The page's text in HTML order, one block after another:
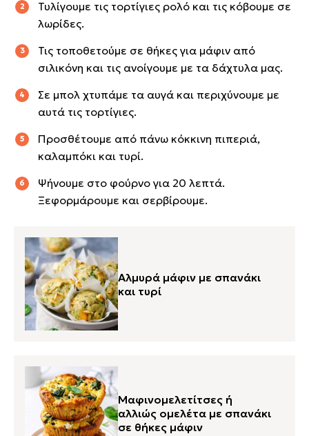
Τυλίγουμε τις τορτίγιες ρολό και τις κόβουμε σε
λωρίδες.
Τις τοποθετούμε σε θήκες για μάφιν από
σιλικόνη και τις ανοίγουμε με τα δάχτυλα μας.
Σε μπολ χτυπάμε τα αυγά και περιχύνουμε με
αυτά τις τορτίγιες.
Προσθέτουμε από πάνω κόκκινη πιπεριά,
καλαμπόκι και τυρί.
Ψήνουμε στο φούρνο για 20 λεπτά.
Ξεφορμάρουμε και σερβίρουμε.
Αλμυρά μάφιν με σπανάκι
και τυρί
Μαφινομελετίτσες ή
αλλιώς ομελέτα με σπανάκι
σε θήκες μάφιν